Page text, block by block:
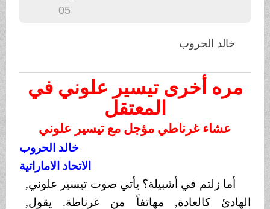
خالد الحروب
مره أخرى تيسير علوني في
المعتقل
عشاء غرناطي مؤجل مع تيسير علوني
خالد الحروب
الاتحاد الاماراتية
أما زلتم في أشبيلة؟ يأتي صوت تيسير علوني,
الهادئ كالعادة, مهاتفاً من غرناطة. يقول,